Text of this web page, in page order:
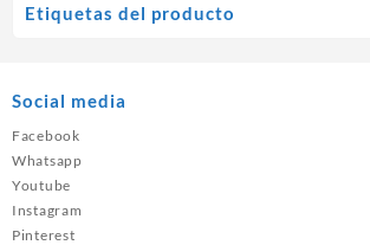
Etiquetas del producto
Social media
Facebook
Whatsapp
Youtube
Instagram
Pinterest